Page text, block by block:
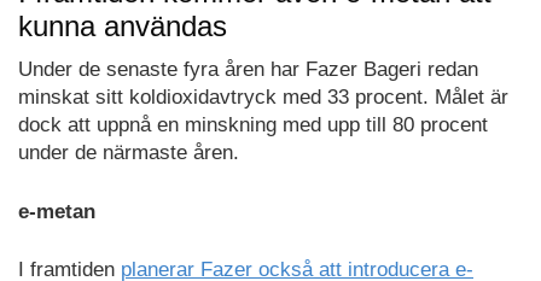
kunna användas
Under de senaste fyra åren har Fazer Bageri redan
minskat sitt koldioxidavtryck med 33 procent. Målet är
dock att uppnå en minskning med upp till 80 procent
under de närmaste åren.
e-metan
I framtiden planerar Fazer också att introducera e-